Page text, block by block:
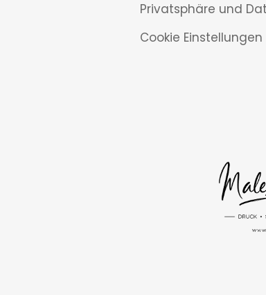
Privatsphäre und
Cookie Einstellungen